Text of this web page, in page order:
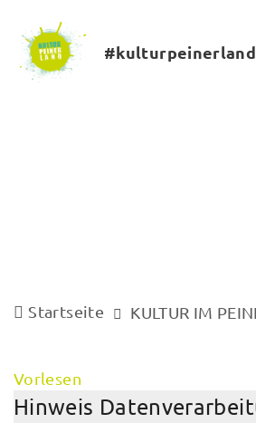
#kulturpeinerland
Startseite KULTUR IM
Vorlesen
Hinweis